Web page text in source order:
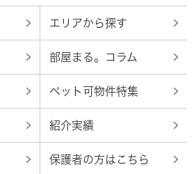
エリアから探す
部屋まる。コラム
ペット可物件特集
紹介実績
保護者の方はこちら